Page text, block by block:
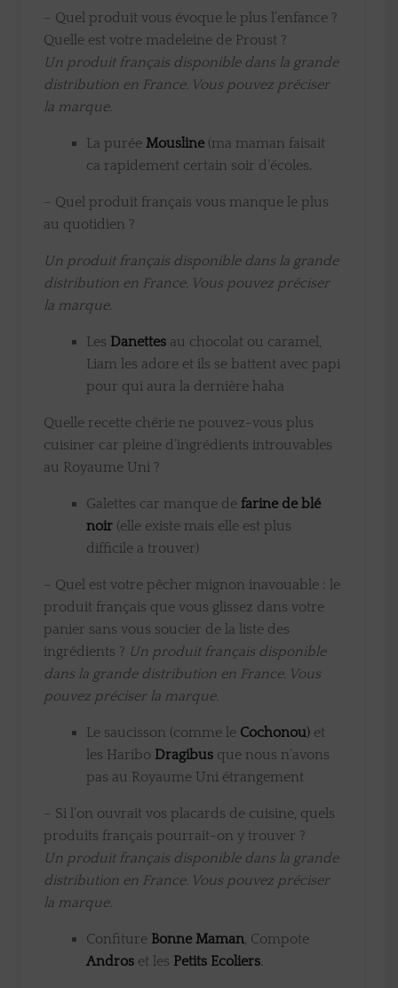
– Quel produit vous évoque le plus l’enfance ?
Quelle est votre madeleine de Proust ?
Un produit français disponible dans la grande
distribution en France. Vous pouvez préciser
la marque.
La purée Mousline(ma maman faisait
ca rapidement certain soir d’écoles.
– Quel produit français vous manque le plus
au quotidien ?
Un produit français disponible dans la grande
distribution en France. Vous pouvez préciser
la marque.
Les Danettesau chocolat ou caramel,
Liam les adore et ils se battent avec papi
pour qui aura la dernière haha
Quelle recette chérie ne pouvez-vous plus
cuisiner car pleine d’ingrédients introuvables
au Royaume Uni ?
Galettes car manque defarine de blé
noir(elle existe mais elle est plus
difficile a trouver)
– Quel est votre pêcher mignon inavouable : le
produit français que vous glissez dans votre
panier sans vous soucier de la liste des
ingrédients ? Un produit français disponible
dans la grande distribution en France. Vous
pouvez préciser la marque.
Le saucisson (comme le Cochonou)et
les Haribo Dragibusque nous n’avons
pas au Royaume Uni étrangement
– Si l’on ouvrait vos placards de cuisine, quels
produits français pourrait-on y trouver ?
Un produit français disponible dans la grande
distribution en France. Vous pouvez préciser
la marque.
Confiture Bonne Maman, Compote
Androset les Petits Ecoliers.